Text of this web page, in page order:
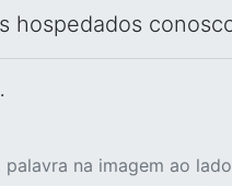
hospedados
palavra na imagem ao